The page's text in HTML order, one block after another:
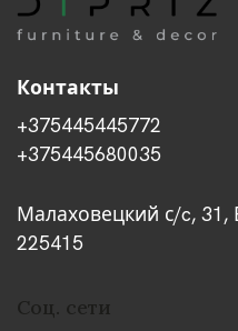
Контакты
+375445445772
+375445680035
Малаховецкий с/c,
225415
Соц. сети